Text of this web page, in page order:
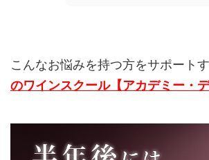
こんなお悩みを持つ方をサポート
のワインスクール【アカデミー・デ